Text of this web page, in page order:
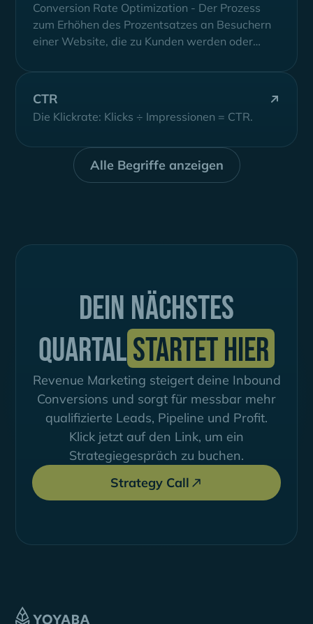
Conversion Rate Optimization - Der Prozess
zum Erhöhen des Prozentsatzes an Besuchern
einer Website, die zu Kunden werden oder
CTR
Die Klickrate: Klicks ÷ Impressionen = CTR.
Alle Begriffe anzeigen
Dein nächstes
Quartalstartet hier
Revenue Marketing steigert deine Inbound
Conversions und sorgt für messbar mehr
qualifizierte Leads, Pipeline und Profit.
Klick jetzt auf den Link, um ein
Strategiegespräch zu buchen.
Strategy Call